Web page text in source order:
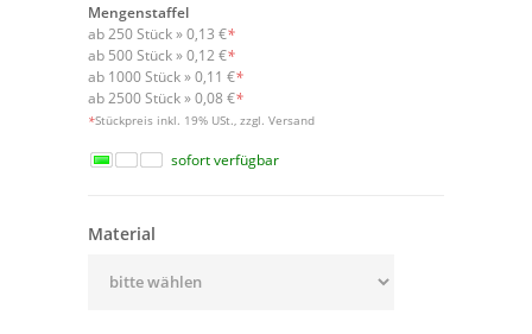
Mengenstaffel
ab 250 Stück »0,13 €*
ab 500 Stück »0,12 €*
ab 1000 Stück »0,11 €*
ab 2500 Stück »0,08 €*
*Stückpreis inkl. 19% USt., zzgl. Versand
sofort verfügbar
Material